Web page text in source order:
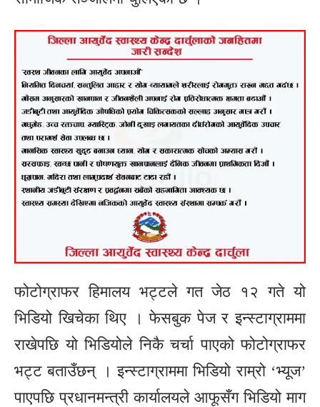
फोटोग्राफर हिमालय भट्टले गत जेठ १२ गते यो
भिडियो खिचेका थिए । फेसबुक पेज र इन्स्टाग्राममा
राखेपछि यो भिडियोले निकै चर्चा पाएको फोटोग्राफर
भट्ट बताउँछन् । इन्स्टाग्राममा भिडियो राम्रो ‘भ्यूज’
पाएपछि प्रधानमन्त्री कार्यालयले आफूसँग भिडियो माग